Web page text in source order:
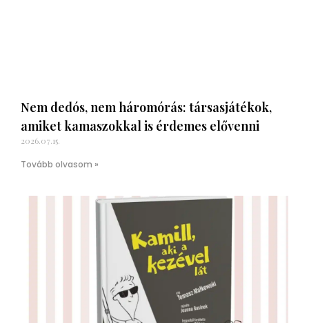
Nem dedós, nem háromórás: társasjátékok,
amiket kamaszokkal is érdemes elővenni
2026.07.15.
Tovább olvasom »